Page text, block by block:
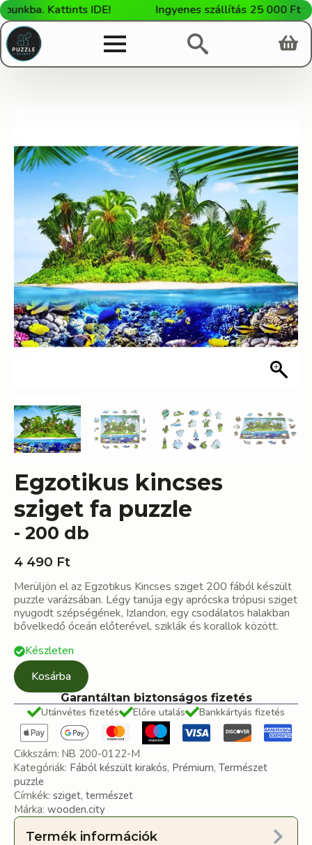
Kattints IDE! Ingyenes szállítás 25 000 Ft
Egzotikus kincses
sziget fa puzzle
- 200 db
4 490 Ft
Merüljön el az Egzotikus Kincses sziget 200 fából készült
puzzle varázsában. Légy tanúja egy aprócska trópusi sziget
nyugodt szépségének, Izlandon, egy csodálatos halakban
bővelkedő óceán előterével, sziklák és korallok között.
Készleten
Kosárba
Garantáltan biztonságos fizetés
Utánvétes fizetés
Előre utalás Bankkártyás fizetés
Cikkszám: NB 200-0122-M
Kategóriák: Fából készült kirakós, Prémium, Természet
puzzle
Címkék: sziget, természet
Márka: wooden.city
Termék információk